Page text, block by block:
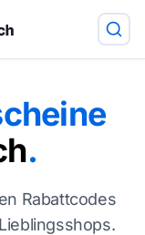
.
Rabattcodes